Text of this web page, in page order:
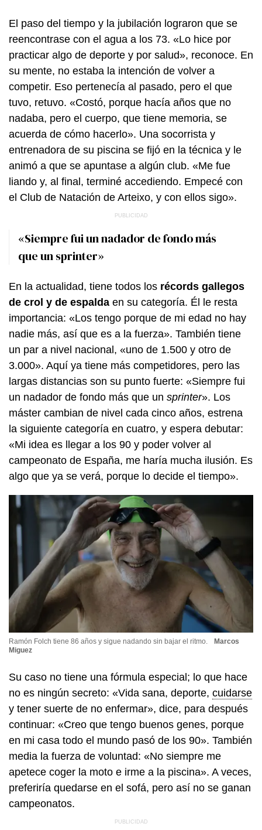
El paso del tiempo y la jubilación lograron que se
reencontrase con el agua a los 73. «Lo hice por
practicar algo de deporte y por salud», reconoce. En
su mente, no estaba la intención de volver a
competir. Eso pertenecía al pasado, pero el que
tuvo, retuvo. «Costó, porque hacía años que no
nadaba, pero el cuerpo, que tiene memoria, se
acuerda de cómo hacerlo». Una socorrista y
entrenadora de su piscina se fijó en la técnica y le
animó a que se apuntase a algún club. «Me fue
liando y, al final, terminé accediendo. Empecé con
el Club de Natación de Arteixo, y con ellos sigo».
«Siempre fui un nadador de fondo más
que un sprinter»
En la actualidad, tiene todos los récords gallegos
de crol y de espalda en su categoría. Él le resta
importancia: «Los tengo porque de mi edad no hay
nadie más, así que es a la fuerza». También tiene
un par a nivel nacional, «uno de 1.500 y otro de
3.000». Aquí ya tiene más competidores, pero las
largas distancias son su punto fuerte: «Siempre fui
un nadador de fondo más que un sprinter». Los
máster cambian de nivel cada cinco años, estrena
la siguiente categoría en cuatro, y espera debutar:
«Mi idea es llegar a los 90 y poder volver al
campeonato de España, me haría mucha ilusión. Es
algo que ya se verá, porque lo decide el tiempo».
Ramón Folch tiene 86 años y sigue nadando sin bajar el ritmo.
Marcos
Miguez
Su caso no tiene una fórmula especial; lo que hace
no es ningún secreto: «Vida sana, deporte, cuidarse
y tener suerte de no enfermar», dice, para después
continuar: «Creo que tengo buenos genes, porque
en mi casa todo el mundo pasó de los 90». También
media la fuerza de voluntad: «No siempre me
apetece coger la moto e irme a la piscina». A veces,
preferiría quedarse en el sofá, pero así no se ganan
campeonatos.